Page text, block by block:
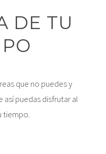
DE TU
que no puedes y
así puedas disfrutar al
tiempo.